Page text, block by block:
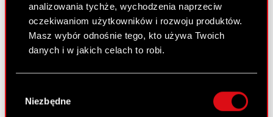
analizowania tychże, wychodzenia naprzeciw
oczekiwaniom użytkowników i rozwoju produktów.
Masz wybór odnośnie tego, kto używa Twoich
danych i w jakich celach to robi.
Gromadzić dane dotyczące Twojej
lokalizacji geograficznej z dokładnością nawet
zgody
Niezbędne
Skonsolidowany raport kwartalny
za III kwartał 2024
26 listopada 2024
Zobacz również: